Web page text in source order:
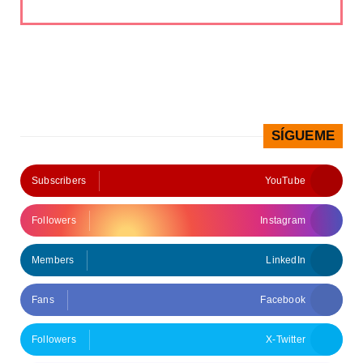
SÍGUEME
YouTube
Subscribers
Instagram
Followers
LinkedIn
Members
Facebook
Fans
X-Twitter
Followers